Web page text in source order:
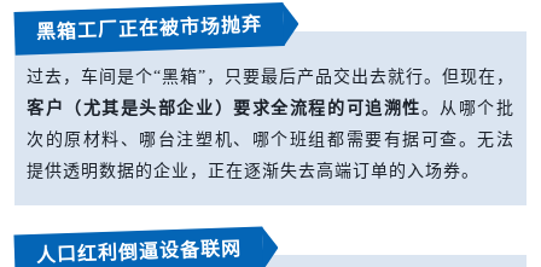
黑箱工厂正在被市场抛弃
过去，车间是个“黑箱”，只要最后产品交出去就行。但现在，
客户（尤其是头部企业）要求全流程的可追溯性。从哪个批
次的原材料、哪台注塑机、哪个班组都需要有据可查。无法
提供透明数据的企业，正在逐渐失去高端订单的入场券。
人口红利倒逼设备联网